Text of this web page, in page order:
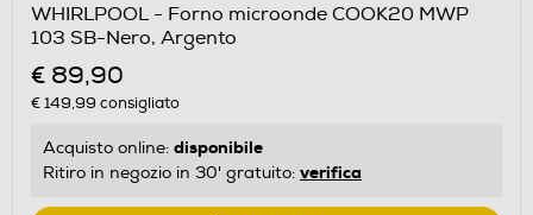
WHIRLPOOL - Forno microonde COOK20 MWP
103 SB-Nero, Argento
€ 89,90
€ 149,99 consigliato
Acquisto online: disponibile
Ritiro in negozio in 30' gratuito: verifica